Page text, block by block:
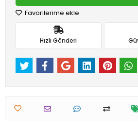
Favorilerime ekle
Hızlı Gönderi